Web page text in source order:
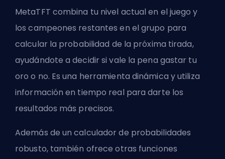
MetaTFT combina tu nivel actual en el juego y
los campeones restantes en el grupo para
calcular la probabilidad de la próxima tirada,
ayudándote a decidir si vale la pena gastar tu
oro o no. Es una herramienta dinámica y utiliza
información en tiempo real para darte los
resultados más precisos.
Además de un calculador de probabilidades
robusto, también ofrece otras funciones